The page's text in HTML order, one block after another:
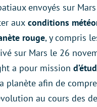
envoyés sur
aux conditions
rouge, y compris
sur Mars le 26
a pour mission
planète afin de
au cours des